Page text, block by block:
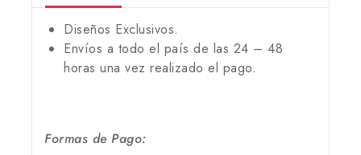
Diseños Exclusivos.
Envíos a todo el país de las 24 – 48
horas una vez realizado el pago.
Formas de Pago: